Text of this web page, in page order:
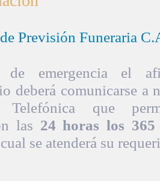
Previsión Funeraria
de emergencia el
deberá comunicarse a
Telefónica que
las 24 horas los
se atenderá su